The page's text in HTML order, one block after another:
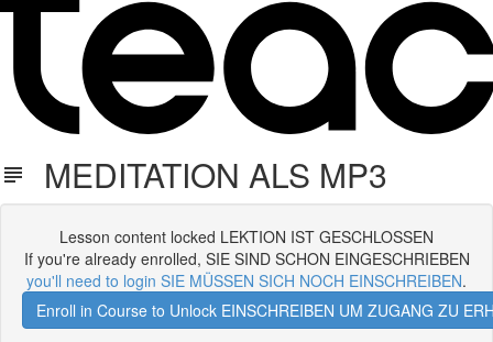
MEDITATION ALS MP3
Lesson content locked LEKTION IST GESCHLOSSEN
If you're already enrolled, SIE SIND SCHON EINGESCHRIEBEN
you'll need to login SIE MÜSSEN SICH NOCH EINSCHREIBEN.
Enroll in Course to Unlock EINSCHREIBEN UM ZUGANG ZU